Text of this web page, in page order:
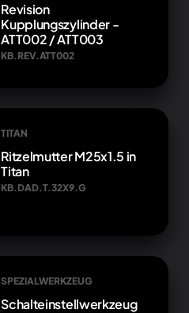
Revision
Kupplungszylinder -
ATT002 / ATT003
KB.REV.ATT002
TITAN
Ritzelmutter M25x1.5 in
Titan
KB.DAD.T.32X9.G
SPEZIALWERKZEUG
Schalteinstellwerkzeug